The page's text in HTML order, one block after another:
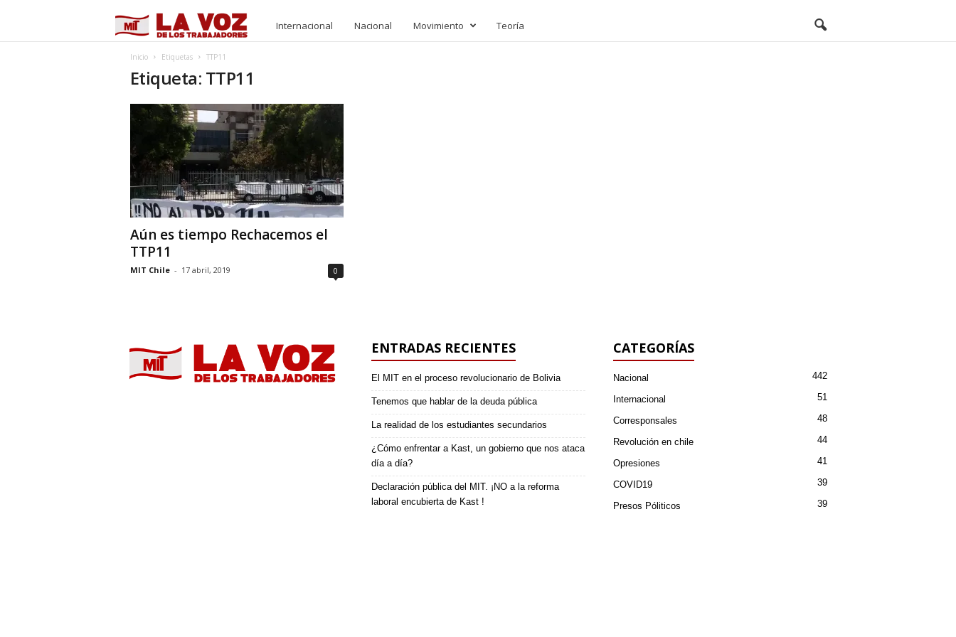
Internacional Nacional Movimiento Teoría
Inicio Etiquetas TTP11
Etiqueta: TTP11
Aún es tiempo Rechacemos el
TTP11
MIT Chile - 17 abril, 2019 0
ENTRADAS RECIENTES
El MIT en el proceso revolucionario de Bolivia
Tenemos que hablar de la deuda pública
La realidad de los estudiantes secundarios
¿Cómo enfrentar a Kast, un gobierno que nos ataca
día a día?
Declaración pública del MIT. ¡NO a la reforma
laboral encubierta de Kast !
CATEGORÍAS
Nacional 442
Internacional 51
Corresponsales 48
Revolución en chile 44
Opresiones 41
COVID19 39
Presos Póliticos 39